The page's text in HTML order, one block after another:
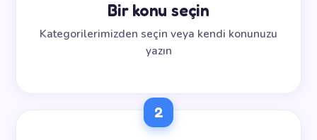
Bir konu seçin
Kategorilerimizden seçin veya kendi konunuzu
yazın
2